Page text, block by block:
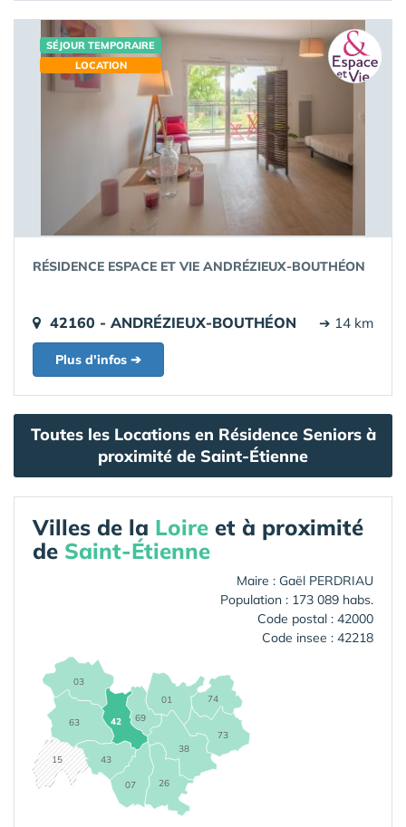
SÉJOUR TEMPORAIRE
LOCATION
RÉSIDENCE ESPACE ET VIE ANDRÉZIEUX-BOUTHÉON
42160 - ANDRÉZIEUX-BOUTHÉON ➔ 14 km
Plus d'infos ➔
Toutes les Locations en Résidence Seniors à
proximité de Saint-Étienne
Villes de la Loire et à proximité
de Saint-Étienne
Maire : Gaël PERDRIAU
Population : 173 089 habs.
Code postal : 42000
Code insee : 42218
01
03
07
15
26
38
42
43
63
69
73
74